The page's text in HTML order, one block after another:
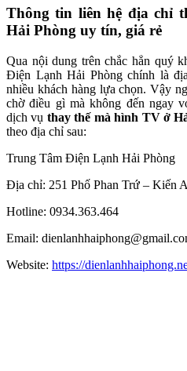
Thông tin liên hệ địa chỉ
Hải Phòng uy tín, giá rẻ
Qua nội dung trên chắc hẳn quý
Điện Lạnh Hải Phòng chính là
nhiều khách hàng lựa chọn. Vậy
chờ điều gì mà không đến ngay
dịch vụ thay thế mà hình TV ở
theo địa chỉ sau:
Trung Tâm Điện Lạnh Hải Phòng
Địa chỉ: 251 Phố Phan Trứ – Kiến
Hotline: 0934.363.464
Email:
Website: https://